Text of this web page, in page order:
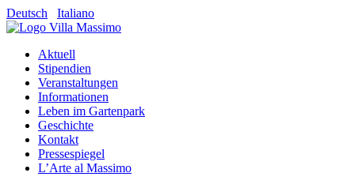
Deutsch Italiano
Aktuell
Stipendien
Veranstaltungen
Informationen
Leben im Gartenpark
Geschichte
Kontakt
Pressespiegel
L’Arte al Massimo